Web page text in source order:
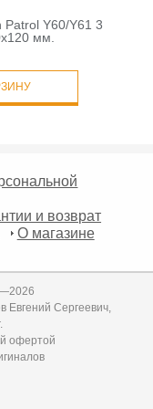
Patrol Y60/Y61 3
мм.
и возврат
О магазине
Сергеевич,
офертой